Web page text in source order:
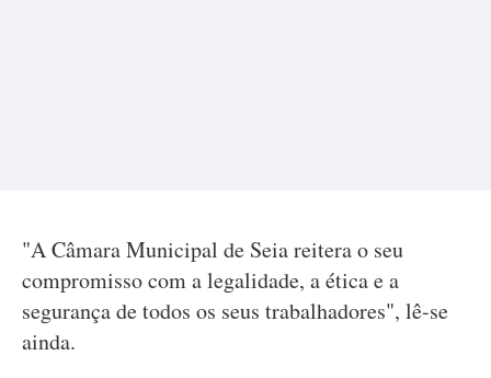
"A Câmara Municipal de Seia reitera o seu
compromisso com a legalidade, a ética e a
segurança de todos os seus trabalhadores", lê-se
ainda.